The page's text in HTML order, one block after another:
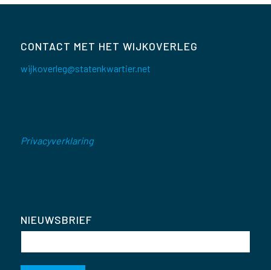
CONTACT MET HET WIJKOVERLEG
wijkoverleg@statenkwartier.net
Privacyverklaring
NIEUWSBRIEF